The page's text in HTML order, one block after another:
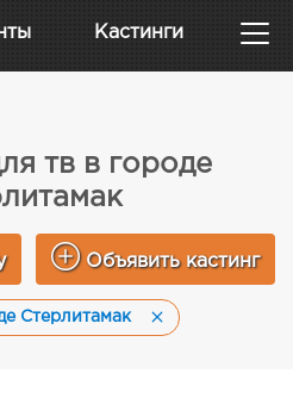
Кастинги
тв в городе
Объявить кастинг
Стерлитамак